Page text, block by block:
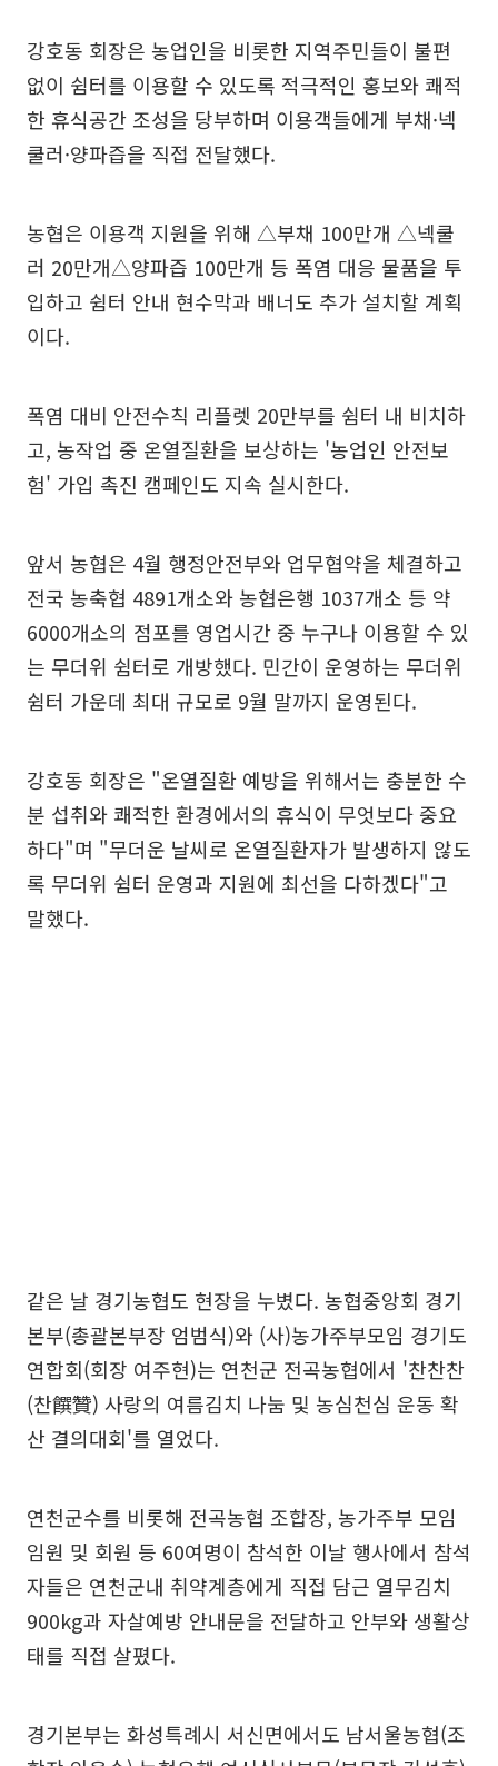
강호동 회장은 농업인을 비롯한 지역주민들이 불편
없이 쉼터를 이용할 수 있도록 적극적인 홍보와 쾌적
한 휴식공간 조성을 당부하며 이용객들에게 부채·넥
쿨러·양파즙을 직접 전달했다.
농협은 이용객 지원을 위해 △부채 100만개 △넥쿨
러 20만개△양파즙 100만개 등 폭염 대응 물품을 투
입하고 쉼터 안내 현수막과 배너도 추가 설치할 계획
이다.
폭염 대비 안전수칙 리플렛 20만부를 쉼터 내 비치하
고, 농작업 중 온열질환을 보상하는 '농업인 안전보
험' 가입 촉진 캠페인도 지속 실시한다.
앞서 농협은 4월 행정안전부와 업무협약을 체결하고
전국 농축협 4891개소와 농협은행 1037개소 등 약
6000개소의 점포를 영업시간 중 누구나 이용할 수 있
는 무더위 쉼터로 개방했다. 민간이 운영하는 무더위
쉼터 가운데 최대 규모로 9월 말까지 운영된다.
강호동 회장은 "온열질환 예방을 위해서는 충분한 수
분 섭취와 쾌적한 환경에서의 휴식이 무엇보다 중요
하다"며 "무더운 날씨로 온열질환자가 발생하지 않도
록 무더위 쉼터 운영과 지원에 최선을 다하겠다"고
말했다.
같은 날 경기농협도 현장을 누볐다. 농협중앙회 경기
본부(총괄본부장 엄범식)와 (사)농가주부모임 경기도
연합회(회장 여주현)는 연천군 전곡농협에서 '찬찬찬
(찬饌贊) 사랑의 여름김치 나눔 및 농심천심 운동 확
산 결의대회'를 열었다.
연천군수를 비롯해 전곡농협 조합장, 농가주부 모임
임원 및 회원 등 60여명이 참석한 이날 행사에서 참석
자들은 연천군내 취약계층에게 직접 담근 열무김치
900kg과 자살예방 안내문을 전달하고 안부와 생활상
태를 직접 살폈다.
경기본부는 화성특례시 서신면에서도 남서울농협(조